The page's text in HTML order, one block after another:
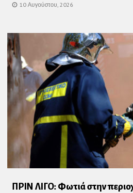
10 Αυγούστου, 2026
ΠΡΙΝ ΛΙΓΟ: Φωτιά στην